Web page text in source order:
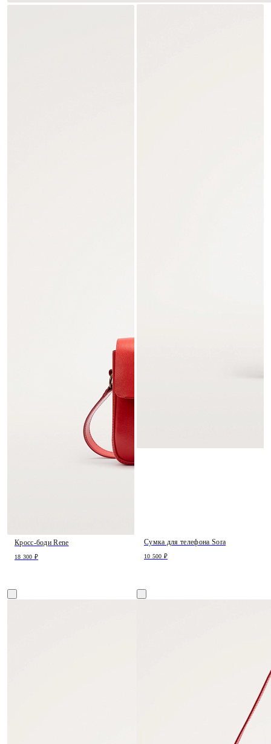
Кросс-боди Rene
18 300 ₽
Сумка для телефона Sora
10 500 ₽